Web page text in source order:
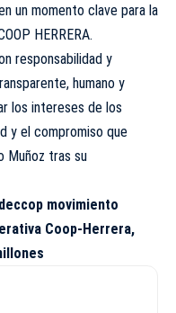
un momento clave para la
HERRERA.
responsabilidad y
humano y
los intereses de los
y el compromiso que
Muñoz tras su
movimiento
Coop-Herrera,